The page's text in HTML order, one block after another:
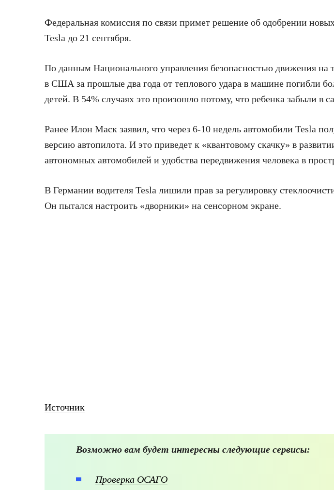
Федеральная комиссия по связи примет решение об одобрении
Tesla до 21 сентября.
По данным Национального управления безопасностью движения на
в США за прошлые два года от теплового удара в машине погибли
детей. В 54% случаях это произошло потому, что ребенка забыли в
Ранее Илон Маск заявил, что через 6-10 недель автомобили Tesla
версию автопилота. И это приведет к «квантовому скачку» в
автономных автомобилей и удобства передвижения человека в
В Германии водителя Tesla лишили прав за регулировку
Он пытался настроить «дворники» на сенсорном экране.
Источник
Возможно вам будет интересны следующие сервисы:
Проверка ОСАГО